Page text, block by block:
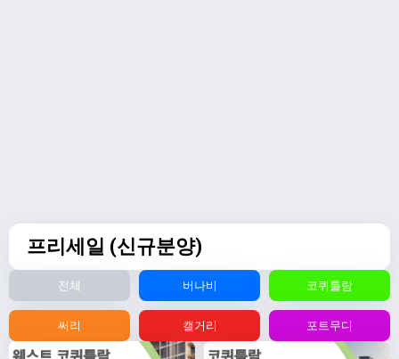
프리세일 (신규분양)
전체 버나비 코퀴틀람
써리 캘거리 포트무디